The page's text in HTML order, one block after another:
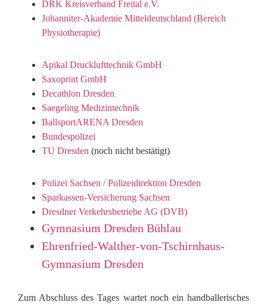
DRK Kreisverband Freital e.V.
Johanniter-Akademie Mitteldeutschland (Bereich
Physiotherapie)
Apikal Drucklufttechnik GmbH
Saxoprint GmbH
Decathlon Dresden
Saegeling Medizintechnik
BallsportARENA Dresden
Bundespolizei
TU Dresden (noch nicht bestätigt)
Polizei Sachsen / Polizeidirektion Dresden
Sparkassen-Versicherung Sachsen
Dresdner Verkehrsbetriebe AG (DVB)
Gymnasium Dresden Bühlau
Ehrenfried-Walther-von-Tschirnhaus-
Gymnasium Dresden
Zum Abschluss des Tages wartet noch ein handballerisches